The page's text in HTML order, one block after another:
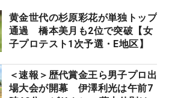
黄金世代の杉原彩花が単独トップ
通過 橋本美月も2位で突破【女
子プロテスト1次予選・E地区】
＜速報＞歴代賞金王ら男子プロ出
場大会が開幕 伊澤利光は午前7